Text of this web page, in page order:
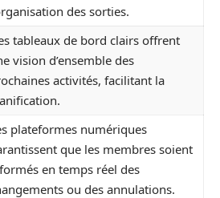
des sorties.
tableaux de bord clairs offrent
vision d’ensemble des
activités, facilitant la
plateformes numériques
que les membres soient
en temps réel des
ou des annulations.